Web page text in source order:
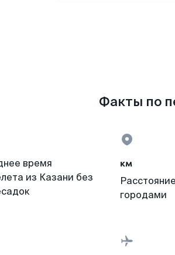
Факты по
время
из Казани без
км
городами